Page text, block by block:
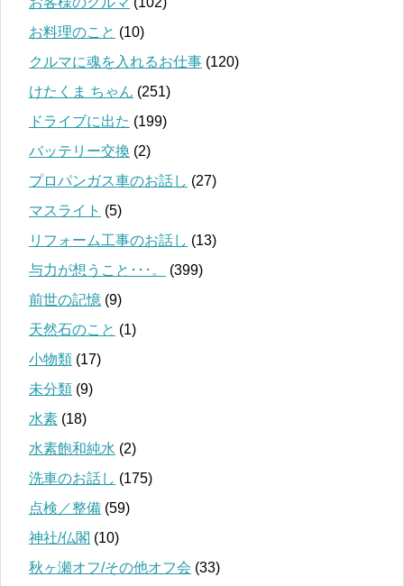
お料理のこと (10)
クルマに魂を入れるお仕事 (120)
けたくま ちゃん (251)
ドライブに出た (199)
バッテリー交換 (2)
プロパンガス車のお話し (27)
マスライト (5)
リフォーム工事のお話し (13)
与力が想うこと･･･。
(399)
前世の記憶 (9)
天然石のこと (1)
小物類 (17)
未分類 (9)
水素 (18)
水素飽和純水 (2)
洗車のお話し (175)
点検／整備 (59)
神社/仏閣 (10)
秋ヶ瀬オフ/その他オフ会 (33)